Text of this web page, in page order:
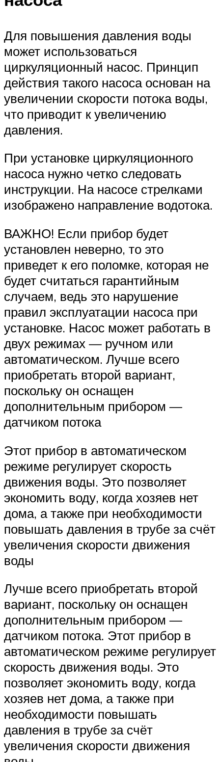
Для повышения давления воды
может использоваться
циркуляционный насос. Принцип
действия такого насоса основан на
увеличении скорости потока воды,
что приводит к увеличению
давления.
При установке циркуляционного
насоса нужно четко следовать
инструкции. На насосе стрелками
изображено направление водотока.
ВАЖНО! Если прибор будет
установлен неверно, то это
приведет к его поломке, которая не
будет считаться гарантийным
случаем, ведь это нарушение
правил эксплуатации насоса при
установке. Насос может работать в
двух режимах — ручном или
автоматическом. Лучше всего
приобретать второй вариант,
поскольку он оснащен
дополнительным прибором —
датчиком потока
Этот прибор в автоматическом
режиме регулирует скорость
движения воды. Это позволяет
экономить воду, когда хозяев нет
дома, а также при необходимости
повышать давления в трубе за счёт
увеличения скорости движения
воды
Лучше всего приобретать второй
вариант, поскольку он оснащен
дополнительным прибором —
датчиком потока. Этот прибор в
автоматическом режиме регулирует
скорость движения воды. Это
позволяет экономить воду, когда
хозяев нет дома, а также при
необходимости повышать
давления в трубе за счёт
увеличения скорости движения